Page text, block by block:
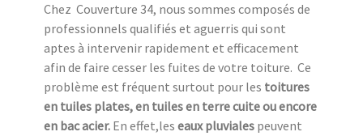
Chez Couverture 34, nous sommes composés de
professionnels qualifiés et aguerris qui sont
aptes à intervenir rapidement et efficacement
afin de faire cesser les fuites de votre toiture. Ce
problème est fréquent surtout pour les toitures
en tuiles plates, en tuiles en terre cuite ou encore
en bac acier. En effet,les eaux pluviales peuvent